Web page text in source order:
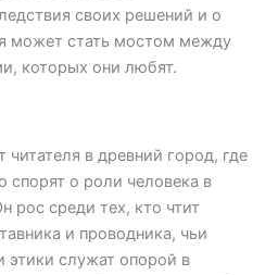
своих решений и о
может стать мостом между
которых они любят.
читателя в древний город, где
спорят о роли человека в
рос среди тех, кто чтит
и проводника, чьи
служат опорой в